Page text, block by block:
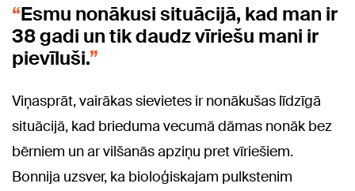
Esmu nonākusi situācijā, kad man ir
38 gadi un tik daudz vīriešu mani ir
pievīluši.
Viņasprāt, vairākas sievietes ir nonākušas līdzīgā
situācijā, kad brieduma vecumā dāmas nonāk bez
bērniem un ar vilšanās apziņu pret vīriešiem.
Bonnija uzsver, ka bioloģiskajam pulkstenim